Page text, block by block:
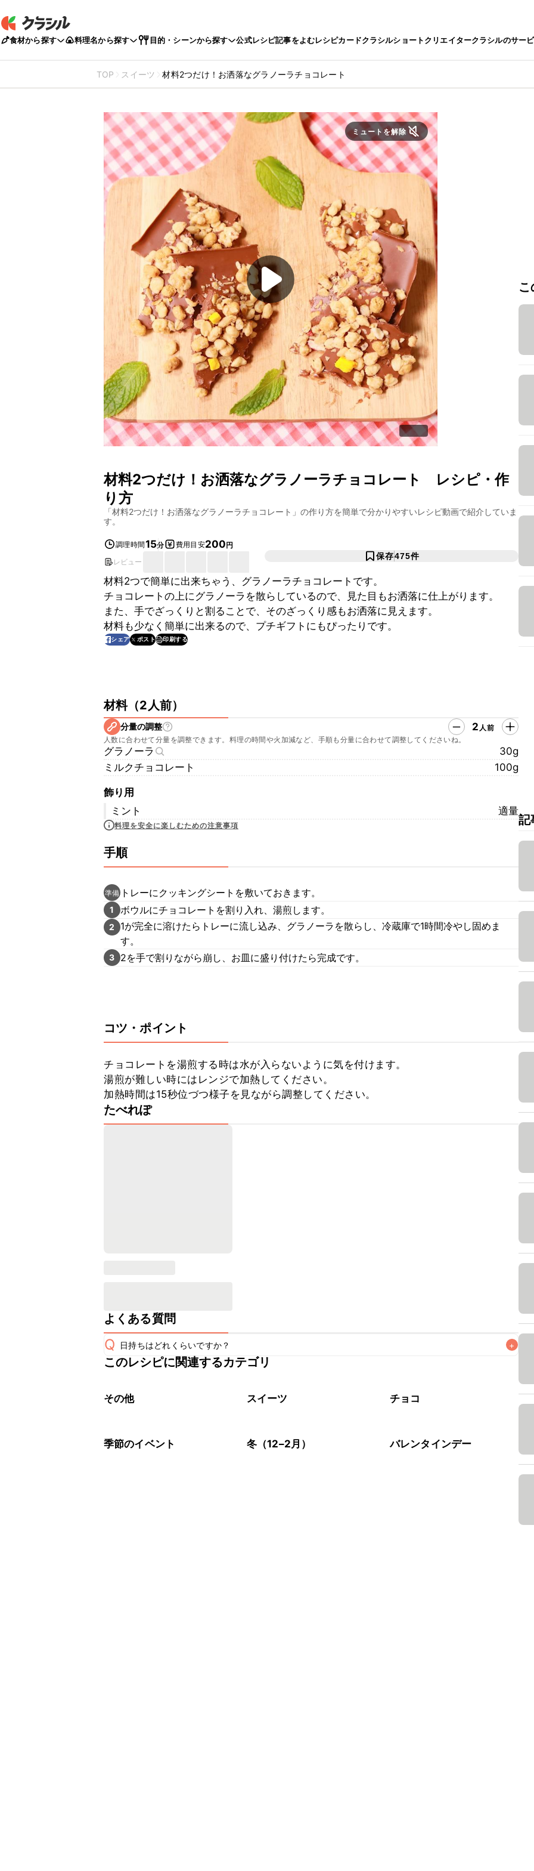
食材から探す 料理名から探す 目的・シーンから探す 公式レシピ記事をよむレシピカードクラシルショートクリエイタークラシルのサー
TOP スイーツ 材料2つだけ！お洒落なグラノーラチョコレート
ミュートを解除
材料2つだけ！お洒落なグラノーラチョコレート
レシピ・作
り方
「材料2つだけ！お洒落なグラノーラチョコレート 」の作り方を簡単で分かりやすいレシピ動画で紹介していま
す。
調理時間15分 費用目安200円
レビュー
保存475件
材料2つで簡単に出来ちゃう、グラノーラチョコレートです。
チョコレートの上にグラノーラを散らしているので、見た目もお洒落に仕上がります。
また、手でざっくりと割ることで、そのざっくり感もお洒落に見えます。
材料も少なく簡単に出来るので、プチギフトにもぴったりです。
シェア ポスト 印刷する
材料（2人前）
分量の調整 2 人前
人数に合わせて分量を調整できます。料理の時間や火加減など、手順も分量に合わせて調整してくださいね。
グラノーラ
30g
ミルクチョコレート
100g
飾り用
ミント
適量
料理を安全に楽しむための注意事項
手順
準備 トレーにクッキングシートを敷いておきます。
1 ボウルにチョコレートを割り入れ、湯煎します。
2
1が完全に溶けたらトレーに流し込み、グラノーラを散らし、冷蔵庫で1時間冷やし固めま
す。
3 2を手で割りながら崩し、お皿に盛り付けたら完成です。
コツ・ポイント
チョコレートを湯煎する時は水が入らないように気を付けます。
湯煎が難しい時にはレンジで加熱してください。
加熱時間は15秒位づつ様子を見ながら調整してください。
たべれぽ
よくある質問
Q 日持ちはどれくらいですか？ +
保存期間は冷蔵で2~3日が目安です。なるべくお早めにお召し上がりください。
※日持ちは目安です。
このレシピに関連するカテゴリ
その他 スイーツ チョコ
季節のイベント 冬（12–2月） バレンタインデー
記